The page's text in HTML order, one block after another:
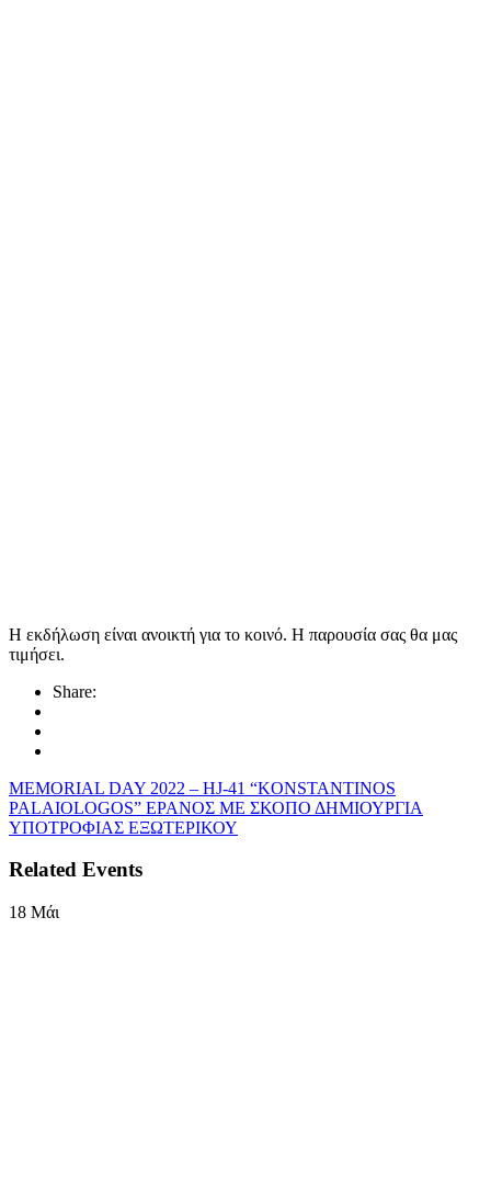
Η εκδήλωση είναι ανοικτή για το κοινό. Η παρουσία σας θα μας
τιμήσει.
Share:
MEMORIAL DAY 2022 – HJ-41 “KONSTANTINOS
PALAIOLOGOS” ΕΡΑΝΟΣ ΜΕ ΣΚΟΠΟ ΔΗΜΙΟΥΡΓΙΑ
ΥΠΟΤΡΟΦΙΑΣ ΕΞΩΤΕΡΙΚΟΥ
Related Events
18 Μάι